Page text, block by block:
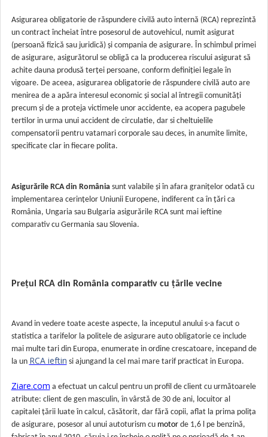
Asigurarea obligatorie de răspundere civilă auto internă (RCA) reprezintă
un contract încheiat între posesorul de autovehicul, numit asigurat
(persoană fizică sau juridică) și compania de asigurare. În schimbul primei
de asigurare, asigurătorul se obligă ca la producerea riscului asigurat să
achite dauna produsă terței persoane, conform definiției legale în
vigoare. De aceea, asigurarea obligatorie de răspundere civilă auto are
menirea de a apăra interesul economic și social al întregii comunități
precum și de a proteja victimele unor accidente, ea acopera pagubele
tertilor in urma unui accident de circulatie, dar si cheltuielile
compensatorii pentru vatamari corporale sau deces, in anumite limite,
specificate clar in fiecare polita.
Asigurările RCA din Româniasunt valabile și în afara granițelor odată cu
implementarea cerințelor Uniunii Europene, indiferent caîn țări ca
România, Ungaria sau Bulgaria asigurările RCA sunt mai ieftine
comparativ cu Germania sau Slovenia.
Prețul RCA din România comparativ cu țările vecine
Avand in vedere toate aceste aspecte, la inceputul anului s-a facut o
statistica a tarifelor la politele de asigurare auto obligatorie ce include
mai multe tari din Europa, enumerate in ordine crescatoare, incepand de
la un RCA ieftin si ajungand la cel mai mare tarif practicat in Europa.
Ziare.com a efectuat un calcul pentru un profil de client cu următoarele
atribute: client de gen masculin,în vârstă de 30 de ani, locuitor al
capitalei țării luateîn calcul, căsătorit, dar fără copii, aflat la prima polița
de asigurare, posesor al unui autoturism cu motor de 1,6 l pe benzină,